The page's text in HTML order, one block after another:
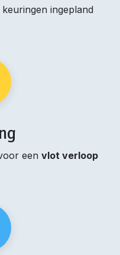
ingepland
een vlot verloop